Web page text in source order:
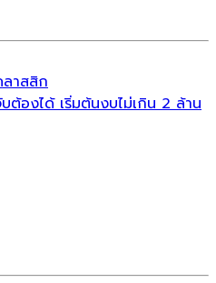
าสสิก
องได้ เริ่มต้นงบไม่เกิน 2 ล้าน